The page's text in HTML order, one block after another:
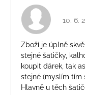
10. 6.
Zboží je úplně
stejné šatičky,
koupit dárek, tak
stejné (myslím tím
Hlavně u těch